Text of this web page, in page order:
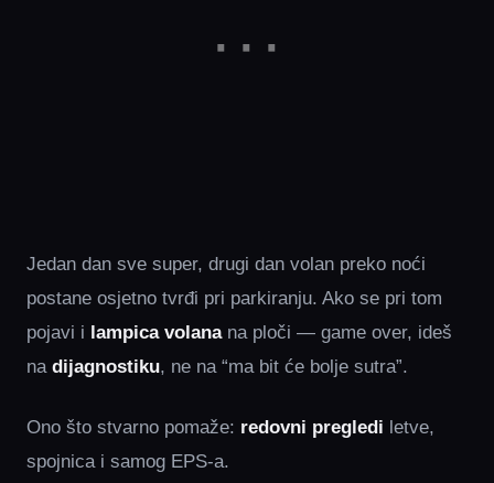
Jedan dan sve super, drugi dan volan preko noći
postane osjetno tvrđi pri parkiranju. Ako se pri tom
pojavi i lampica volanana ploči — game over, ideš
na dijagnostiku, ne na “ma bit će bolje sutra”.
Ono što stvarno pomaže: redovni pregledi letve,
spojnica i samog EPS‑a.